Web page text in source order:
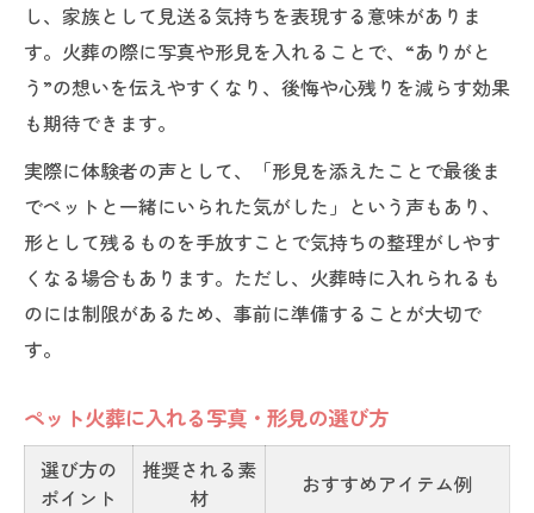
し、家族として見送る気持ちを表現する意味がありま
す。火葬の際に写真や形見を入れることで、“ありがと
う”の想いを伝えやすくなり、後悔や心残りを減らす効果
も期待できます。
実際に体験者の声として、「形見を添えたことで最後ま
でペットと一緒にいられた気がした」という声もあり、
形として残るものを手放すことで気持ちの整理がしやす
くなる場合もあります。ただし、火葬時に入れられるも
のには制限があるため、事前に準備することが大切で
す。
ペット火葬に入れる写真・形見の選び方
選び方の
ポイント
推奨される素
材
おすすめアイテム例